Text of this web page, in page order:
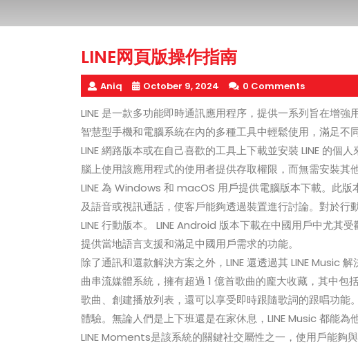
LINE网頁版操作指南
Aniq October 9, 2024 0 Comments
LINE 是一款多功能即時通訊應用程序，提供一系列旨在增
智慧型手機和電腦系統在內的多種工具中輕鬆使用，滿足
LINE 網路版本或在自己喜歡的工具上下載並安裝 LINE 的個
腦上使用該應用程式的使用者提供存取權限，而無需安裝其
LINE 為 Windows 和 macOS 用戶提供電腦版本下載。此
及語音或視訊通話，使客戶能夠透過裝置進行討論。對於
LINE 行動版本。 LINE Android 版本下載在中國用戶中尤其
提供當地語言支援和滿足中國用戶需求的功能。
除了通訊和還款解決方案之外，LINE 還透過其 LINE Music
曲串流媒體系統，擁有超過 1 億首歌曲的龐大收藏，其中包
歌曲、創建播放列表，還可以享受即時跟隨歌詞的跟唱功能
體驗。無論人們是上下班還是在家休息，LINE Music 都能為
LINE Moments是該系統的關鍵社交屬性之一，使用戶能夠